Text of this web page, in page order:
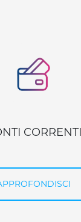
DI
APPROFONDISCI